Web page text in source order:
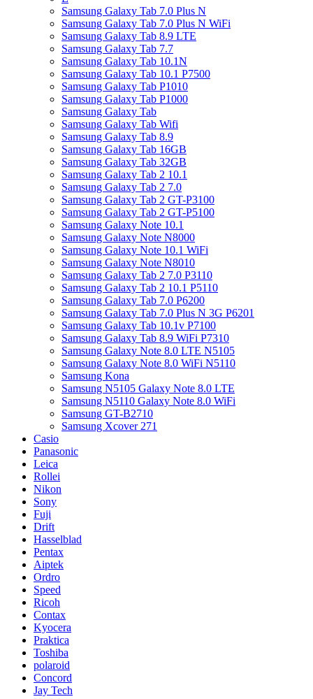
Samsung Galaxy Tab 7.0 Plus N
Samsung Galaxy Tab 7.0 Plus N WiFi
Samsung Galaxy Tab 8.9 LTE
Samsung Galaxy Tab 7.7
Samsung Galaxy Tab 10.1N
Samsung Galaxy Tab 10.1 P7500
Samsung Galaxy Tab P1010
Samsung Galaxy Tab P1000
Samsung Galaxy Tab
Samsung Galaxy Tab Wifi
Samsung Galaxy Tab 8.9
Samsung Galaxy Tab 16GB
Samsung Galaxy Tab 32GB
Samsung Galaxy Tab 2 10.1
Samsung Galaxy Tab 2 7.0
Samsung Galaxy Tab 2 GT-P3100
Samsung Galaxy Tab 2 GT-P5100
Samsung Galaxy Note 10.1
Samsung Galaxy Note N8000
Samsung Galaxy Note 10.1 WiFi
Samsung Galaxy Note N8010
Samsung Galaxy Tab 2 7.0 P3110
Samsung Galaxy Tab 2 10.1 P5110
Samsung Galaxy Tab 7.0 P6200
Samsung Galaxy Tab 7.0 Plus N 3G P6201
Samsung Galaxy Tab 10.1v P7100
Samsung Galaxy Tab 8.9 WiFi P7310
Samsung Galaxy Note 8.0 LTE N5105
Samsung Galaxy Note 8.0 WiFi N5110
Samsung Kona
Samsung N5105 Galaxy Note 8.0 LTE
Samsung N5110 Galaxy Note 8.0 WiFi
Samsung GT-B2710
Samsung Xcover 271
Casio
Panasonic
Leica
Rollei
Nikon
Sony
Fuji
Drift
Hasselblad
Pentax
Aiptek
Ordro
Speed
Ricoh
Contax
Kyocera
Praktica
Toshiba
polaroid
Concord
Jay Tech